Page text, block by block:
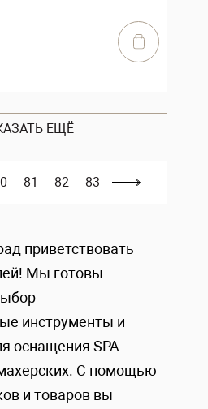
ЕЩЁ
81 82 83
приветствовать
Мы готовы
инструменты и
оснащения SPA-
С помощью
и товаров вы